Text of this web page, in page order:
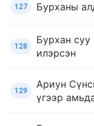
127 Бурханы
128
Бурхан суу
илэрсэн
129
Ариун
үгээр